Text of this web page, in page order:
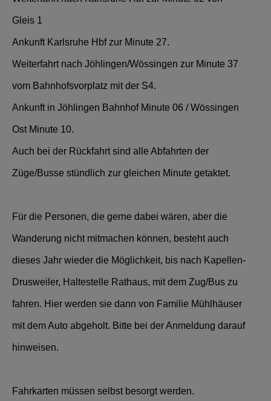
Gleis 1
Ankunft Karlsruhe Hbf zur Minute 27.
Weiterfahrt nach Jöhlingen/Wössingen zur Minute 37
vom Bahnhofsvorplatz mit der S4.
Ankunft in Jöhlingen Bahnhof Minute 06 / Wössingen
Ost Minute 10.
Auch bei der Rückfahrt sind alle Abfahrten der
Züge/Busse stündlich zur gleichen Minute getaktet.
Für die Personen, die gerne dabei wären, aber die
Wanderung nicht mitmachen können, besteht auch
dieses Jahr wieder die Möglichkeit, bis nach Kapellen-
Drusweiler, Haltestelle Rathaus, mit dem Zug/Bus zu
fahren. Hier werden sie dann von Familie Mühlhäuser
mit dem Auto abgeholt. Bitte bei der Anmeldung darauf
hinweisen.
Fahrkarten müssen selbst besorgt werden.